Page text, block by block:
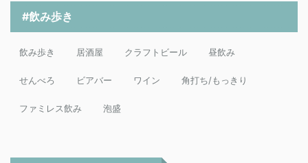
#飲み歩き
飲み歩き 居酒屋 クラフトビール 昼飲み
せんべろ ビアバー ワイン 角打ち/もっきり
ファミレス飲み 泡盛